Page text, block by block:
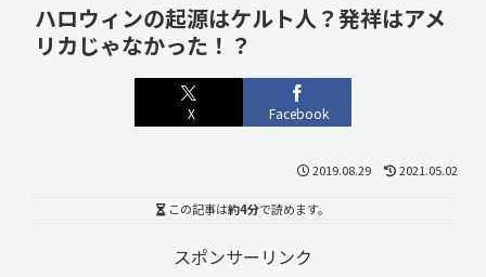
ハロウィンの起源はケルト人？発祥はアメ
リカじゃなかった！？
X Facebook
2019.08.29 2021.05.02
この記事は約4分で読めます。
スポンサーリンク